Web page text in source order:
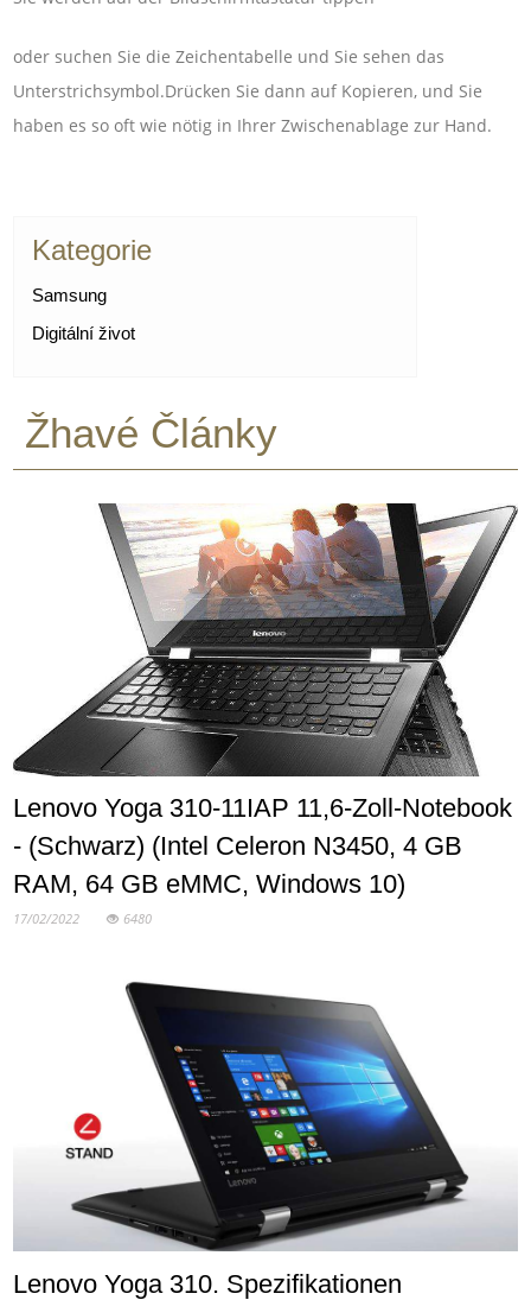
oder suchen Sie die Zeichentabelle und Sie sehen das
Unterstrichsymbol.Drücken Sie dann auf Kopieren, und Sie
haben es so oft wie nötig in Ihrer Zwischenablage zur Hand.
Kategorie
Samsung
Digitální život
Žhavé Články
Lenovo Yoga 310-11IAP 11,6-Zoll-Notebook
- (Schwarz) (Intel Celeron N3450, 4 GB
RAM, 64 GB eMMC, Windows 10)
17/02/2022 6480
Lenovo Yoga 310. Spezifikationen